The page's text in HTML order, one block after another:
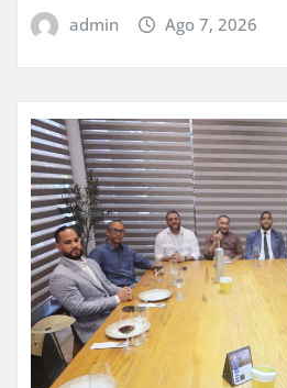
admin Ago 7, 2026